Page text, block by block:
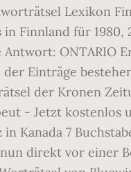
Lexikon
Finnland für 1980,
ONTARIO
Einträge
der Kronen
- Jetzt kostenlos
Kanada 7
direkt vor einer